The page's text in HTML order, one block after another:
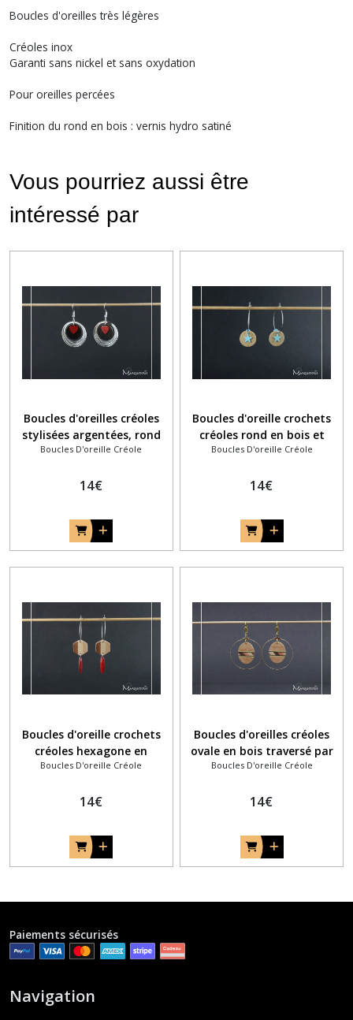
Boucles d'oreilles très légères
Créoles inox
Garanti sans nickel et sans oxydation
Pour oreilles percées
Finition du rond en bois : vernis hydro satiné
Vous pourriez aussi être
intéressé par
Boucles d'oreilles créoles
stylisées argentées, rond
noir en bois et coeur rouge
Boucles D'oreille Créole
14€
Boucles d'oreille crochets
créoles rond en bois et
étoile bleu clair
Boucles D'oreille Créole
14€
Boucles d'oreille crochets
créoles hexagone en
marqueterie bois et goutte
Boucles D'oreille Créole
14€
Boucles d'oreilles créoles
ovale en bois traversé par
un filet de marqueterie vert
Boucles D'oreille Créole
14€
Paiements sécurisés
Navigation